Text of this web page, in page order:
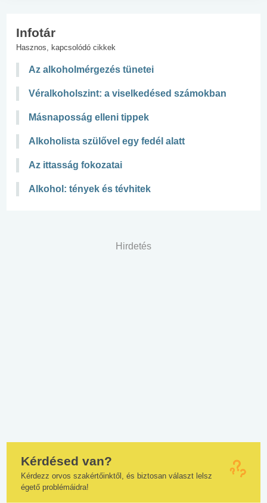
Infotár
Hasznos, kapcsolódó cikkek
Az alkoholmérgezés tünetei
Véralkoholszint: a viselkedésed számokban
Másnaposság elleni tippek
Alkoholista szülővel egy fedél alatt
Az ittasság fokozatai
Alkohol: tények és tévhitek
Hirdetés
Kérdésed van?
Kérdezz orvos szakértőinktől, és biztosan választ lelsz
égető problémáidra!